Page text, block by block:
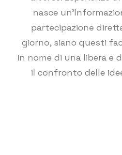
nasce
partecipazione
giorno, siano questi
in nome di una libera e
il confronto delle